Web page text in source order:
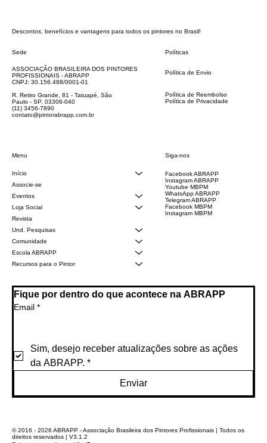
Descontos, benefícios e vantagens para todos os pintores no Brasil!
Sede
ASSOCIAÇÃO BRASILEIRA DOS PINTORES
PROFISSIONAIS - ABRAPP
CNPJ: 30.156.488/0001-01
R. Retiro Grande, 81 - Tatuapé, São
Paulo - SP, 03306-040
(11) 3456-7890
contato@pintorabrapp.com.br
Menu
Início
Associe-se
Eventos
Loja Social
Revista
Und. Pesquisas
Comunidade
Escola ABRAPP
Recursos para o Pintor
Políticas
Política de Envio
Política de Reembolso
Política de Privacidade
Siga-nos
Facebook ABRAPP
Instagram ABRAPP
Youtube MBPM
WhatsApp ABRAPP
Telegram ABRAPP
Facebook MBPM
Instagram MBPM
Fique por dentro do que acontece na ABRAPP
Email *
Sim, desejo receber atualizações sobre as ações
da ABRAPP. *
Enviar
© 2016 - 2026 ABRAPP - Associação Brasileira dos Pintores Profissionais | Todos os
direitos reservados | V3.1.2